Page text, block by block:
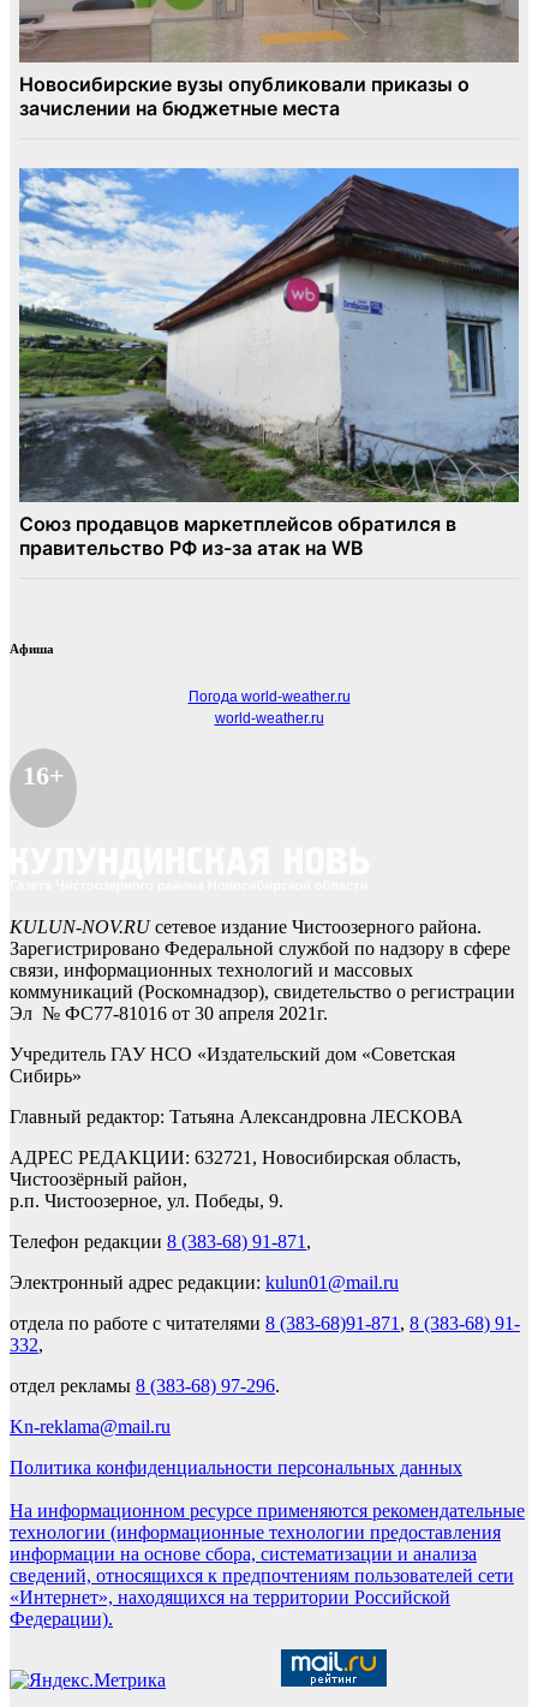
Афиша
Погода world-weather.ru
world-weather.ru
16+
KULUN-NOV.RUсетевое издание Чистоозерного района.
Зарегистрировано Федеральной службой по надзору в сфере
связи, информационных технологий и массовых
коммуникаций (Роскомнадзор), свидетельство о регистрации
Эл № ФС77-81016 от 30 апреля 2021г.
Учредитель ГАУ НСО «Издательский дом «Советская
Сибирь»
Главный редактор: Татьяна Александровна ЛЕСКОВА
АДРЕС РЕДАКЦИИ: 632721, Новосибирская область,
Чистоозёрный район,
р.п. Чистоозерное, ул. Победы, 9.
Телефон редакции 8 (383-68) 91-871 ,
Электронный адрес редакции: kulun01@mail.ru
отдела по работе с читателями 8 (383-68)91-871 , 8 (383-68) 91-
332,
отдел рекламы 8 (383-68) 97-296.
Kn-reklama@mail.ru
Политика конфиденциальности персональных данных
На информационном ресурсе применяются рекомендательные
технологии (информационные технологии предоставления
информации на основе сбора, систематизации и анализа
сведений, относящихся к предпочтениям пользователей сети
«Интернет», находящихся на территории Российской
Федерации).